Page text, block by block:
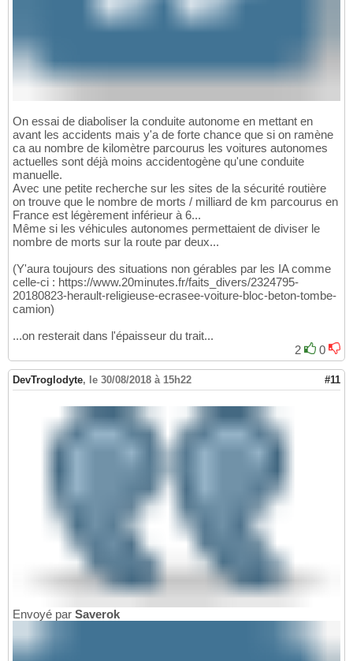
On essai de diaboliser la conduite autonome en mettant en
avant les accidents mais y'a de forte chance que si on ramène
ca au nombre de kilomètre parcourus les voitures autonomes
actuelles sont déjà moins accidentogène qu'une conduite
manuelle.
Avec une petite recherche sur les sites de la sécurité routière
on trouve que le nombre de morts / milliard de km parcourus en
France est légèrement inférieur à 6...
Même si les véhicules autonomes permettaient de diviser le
nombre de morts sur la route par deux...
(Y'aura toujours des situations non gérables par les IA comme
celle-ci : https://www.20minutes.fr/faits_divers/2324795-
20180823-herault-religieuse-ecrasee-voiture-bloc-beton-tombe-
camion)
...on resterait dans l'épaisseur du trait...
2
0
DevTroglodyte, le 30/08/2018 à 15h22 #11
Envoyé par Saverok